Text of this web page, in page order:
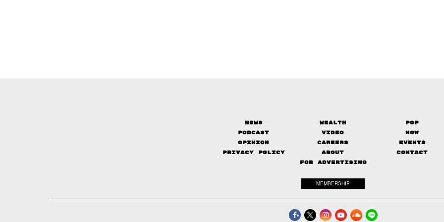
News Wealth
Pop
Podcast
Video
Now
Opinion
Careers
Events
Privacy Policy
About
Contact
FOR ADVERTISING
MEMBERSHIP